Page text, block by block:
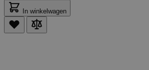
In winkelwagen